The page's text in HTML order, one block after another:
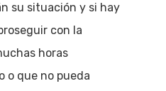
su situación y si hay
con la
horas
o que no pueda